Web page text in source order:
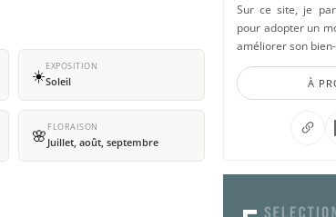
☀️EXPOSITION
Soleil
🌸 FLORAISON
Juillet, août, septembre
Sur ce site, je
pour adopter un
améliorer son
À